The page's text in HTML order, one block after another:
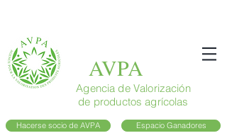
AVPA
Agencia de Valorización
de productos agrícolas
Hacerse socio de AVPA Espacio Ganadores